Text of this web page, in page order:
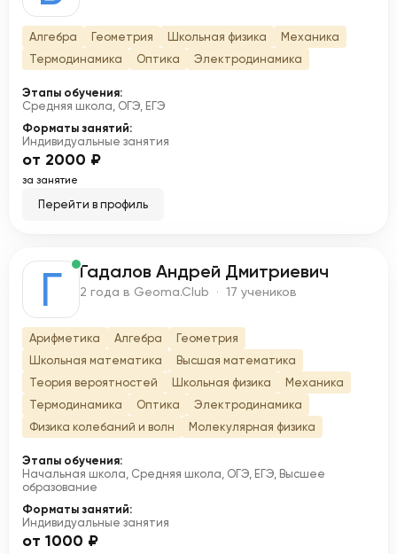
Алгебра Геометрия Школьная физика
Механика
Термодинамика
Оптика Электродинамика
Этапы обучения:
Средняя школа, ОГЭ, ЕГЭ
Форматы занятий:
Индивидуальные занятия
от 2000 ₽
за занятие
Перейти в профиль
Г Гадалов Андрей Дмитриевич
2 года в Geoma.Club · 17 учеников
Арифметика Алгебра
Геометрия
Школьная математика
Высшая математика
Теория вероятностей
Школьная физика
Механика
Термодинамика
Оптика
Электродинамика
Физика колебаний и волн
Молекулярная физика
Этапы обучения:
Начальная школа, Средняя школа, ОГЭ, ЕГЭ, Высшее
образование
Форматы занятий:
Индивидуальные занятия
от 1000 ₽